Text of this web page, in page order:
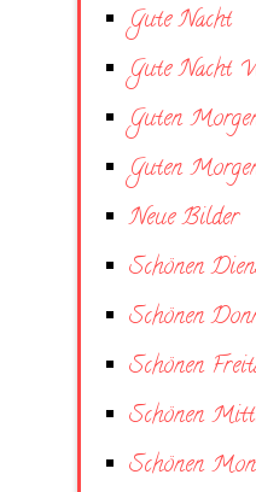
Gute Nacht
Gute Nacht
Guten
Guten
Neue Bilder
Schönen
Schönen
Schönen
Schönen
Schönen